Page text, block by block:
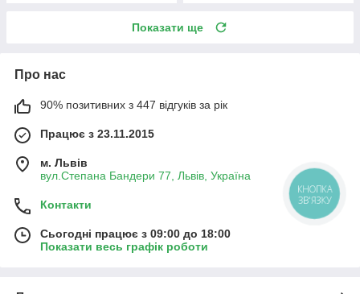
Показати ще
Про нас
90% позитивних з 447 відгуків за рік
Працює з 23.11.2015
м. Львів
вул.Степана Бандери 77, Львів, Україна
Контакти
Сьогодні працює з 09:00 до 18:00
Показати весь графік роботи
КНОПКА
ЗВ'ЯЗКУ